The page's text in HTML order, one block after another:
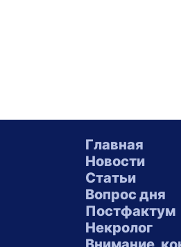
Главная
Новости
Статьи
Вопрос дня
Постфактум
Некролог